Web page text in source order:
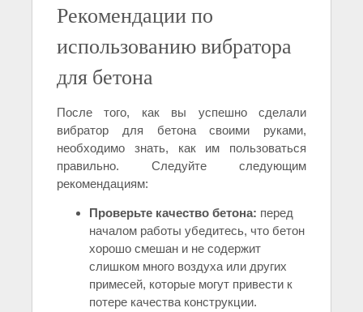
Рекомендации по
использованию вибратора
для бетона
После того, как вы успешно сделали
вибратор для бетона своими руками,
необходимо знать, как им пользоваться
правильно. Следуйте следующим
рекомендациям:
Проверьте качество бетона: перед
началом работы убедитесь, что бетон
хорошо смешан и не содержит
слишком много воздуха или других
примесей, которые могут привести к
потере качества конструкции.